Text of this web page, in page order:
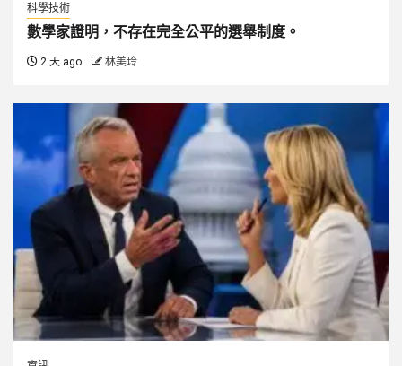
科學技術
數學家證明，不存在完全公平的選舉制度。
2 天 ago 林美玲